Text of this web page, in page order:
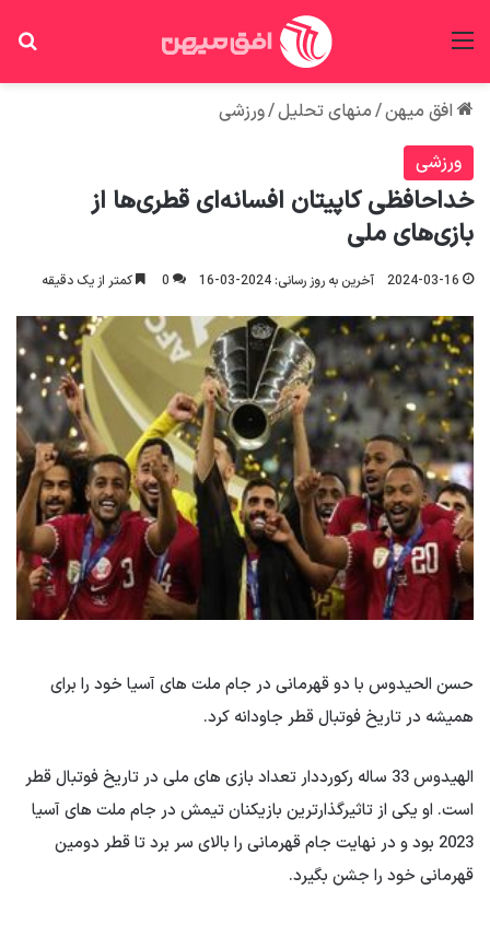
افق میهن/منهای تحلیل/ورزشی
ورزشی
خداحافظی کاپیتان افسانه‌ای قطری‌ها از
بازی‌های ملی
2024-03-16 آخرین به روز رسانی: 2024-03-16 0 کمتر از یک دقیقه
حسن الحیدوس با دو قهرمانی در جام ملت های آسیا خود را برای
همیشه در تاریخ فوتبال قطر جاودانه کرد.
الهیدوس 33 ساله رکورددار تعداد بازی های ملی در تاریخ فوتبال قطر
است. او یکی از تاثیرگذارترین بازیکنان تیمش در جام ملت های آسیا
2023 بود و در نهایت جام قهرمانی را بالای سر برد تا قطر دومین
قهرمانی خود را جشن بگیرد.